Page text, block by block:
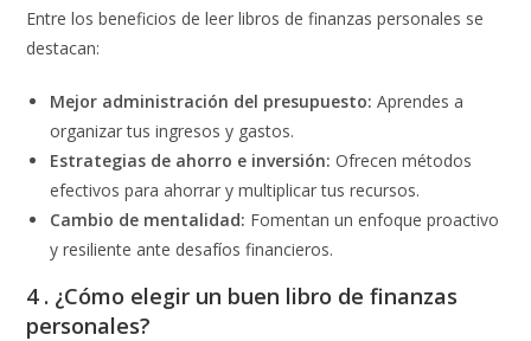
Entre los beneficios de leer libros de finanzas personales se
destacan:
Mejor administración del presupuesto: Aprendes a
organizar tus ingresos y gastos.
Estrategias de ahorro e inversión: Ofrecen métodos
efectivos para ahorrar y multiplicar tus recursos.
Cambio de mentalidad: Fomentan un enfoque proactivo
y resiliente ante desafíos financieros.
4 . ¿Cómo elegir un buen libro de finanzas
personales?